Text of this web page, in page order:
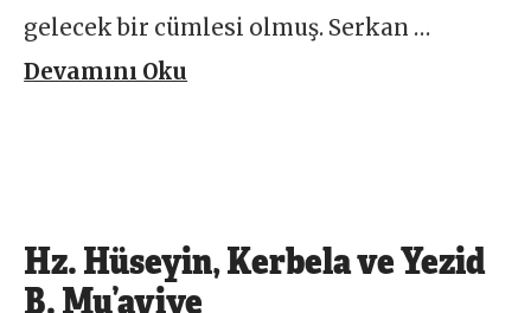
gelecek bir cümlesi olmuş. Serkan …
Devamını Oku
Hz. Hüseyin, Kerbela ve Yezid
B. Mu’aviye